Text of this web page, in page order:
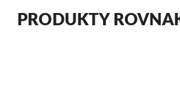
PRODUKTY